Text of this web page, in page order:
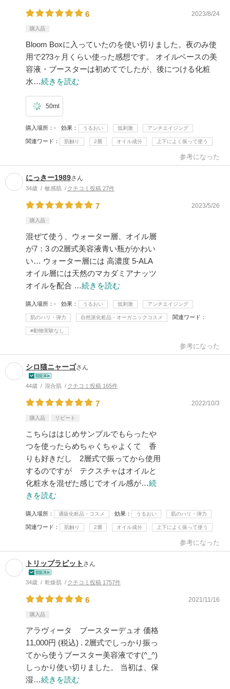
6 2023/8/24
購入品
Bloom Boxに入っていたのを使い切りました。夜のみ使
用で2?3ヶ月くらい使った感想です。 オイルベースの美
容液・ブースターは初めてでしたが、後につける化粧
水…続きを読む
50ml
購入場所 - 効果 うるおい 低刺激 アンチエイジング
関連ワード 肌触り 2層 オイル成分 上下によく振って使う
参考になった
にっきー1989さん
34歳 敏感肌 クチコミ投稿 27件
7 2023/5/26
購入品
混ぜて使う、ウォーター層、オイル層
が7：3 の2層式美容液青い瓶がかわい
い… ウォーター層には 高濃度 5-ALA
オイル層には天然のマカダミアナッツ
オイルを配合 …続きを読む
購入場所 - 効果 うるおい 低刺激 アンチエイジング
肌のハリ・弾力 自然派化粧品・オーガニックコスメ 関連ワード
#動物実験なし
参考になった
シロ猫ニャーゴさん
44歳 混合肌 クチコミ投稿 165件
7 2022/10/3
購入品 リピート
こちらははじめサンプルでもらったや
つを使ったらめちゃくちゃよくて 香
りも好きだし 2層式で振ってから使用
するのですが テクスチャはオイルと
化粧水を混ぜた感じでオイル感が…続
きを読む
購入場所 通販化粧品・コスメ 効果 うるおい 肌のハリ・弾力
関連ワード 肌触り 2層 オイル成分 上下によく振って使う
参考になった
トリップラビット さん
34歳 乾燥肌 クチコミ投稿 1757件
6 2021/11/16
購入品
アラヴィータ ブースターデュオ 価格
11,000円 (税込) . 2層式でしっかり振っ
てから使うブースター美容液です(^_^)
しっかり使い切りました。 当初は、保
湿…続きを読む